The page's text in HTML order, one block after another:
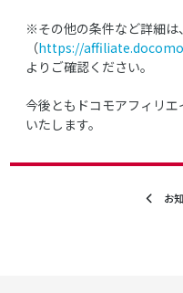
※その他の条件など詳細
（https://
よりご確認ください。
今後ともドコモアフィリ
いたします。
お